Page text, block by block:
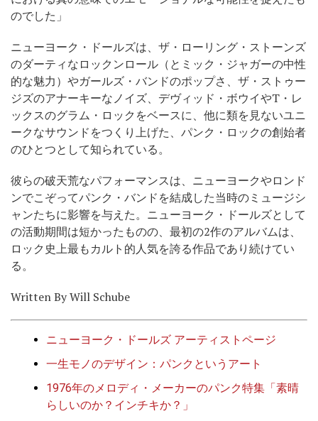
のでした」
ニューヨーク・ドールズは、ザ・ローリング・ストーンズ
のダーティなロックンロール（とミック・ジャガーの中性
的な魅力）やガールズ・バンドのポップさ、ザ・ストゥー
ジズのアナーキーなノイズ、デヴィッド・ボウイやT・レ
ックスのグラム・ロックをベースに、他に類を見ないユニ
ークなサウンドをつくり上げた、パンク・ロックの創始者
のひとつとして知られている。
彼らの破天荒なパフォーマンスは、ニューヨークやロンド
ンでこぞってパンク・バンドを結成した当時のミュージシ
ャンたちに影響を与えた。ニューヨーク・ドールズとして
の活動期間は短かったものの、最初の2作のアルバムは、
ロック史上最もカルト的人気を誇る作品であり続けてい
る。
Written By Will Schube
ニューヨーク・ドールズ アーティストページ
一生モノのデザイン：パンクというアート
1976年のメロディ・メーカーのパンク特集「素晴
らしいのか？インチキか？」